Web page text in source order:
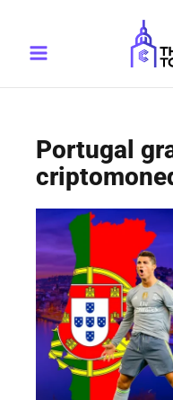
contenido
Menu
Portugal